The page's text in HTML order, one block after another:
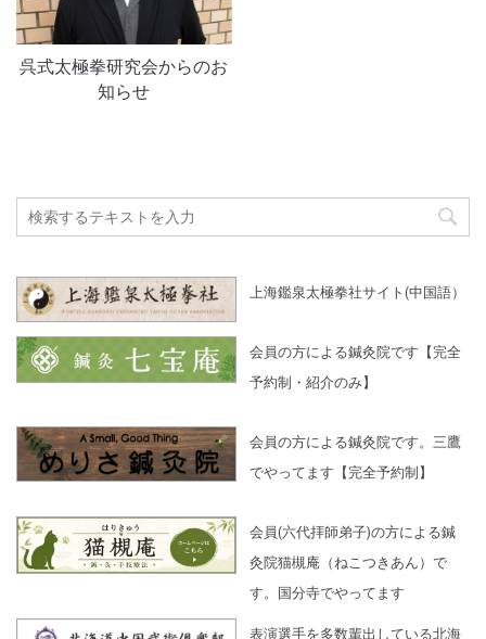
呉式太極拳研究会からのお
知らせ
上海鑑泉太極拳社サイト(中国語）
会員の方による鍼灸院です【完全
予約制・紹介のみ】
会員の方による鍼灸院です。三鷹
でやってます【完全予約制】
会員(六代拝師弟子)の方による鍼
灸院猫槻庵（ねこつきあん）で
す。国分寺でやってます
表演選手を多数輩出している北海